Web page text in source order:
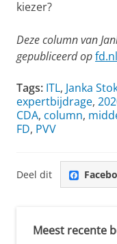
kiezer?
Deze column van
gepubliceerd opfd.nl
Tags: ITL, Janka
expertbijdrage,
CDA, column,
FD, PVV
Deel dit
Meest recente